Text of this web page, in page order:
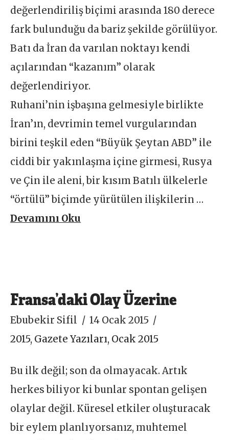
değerlendiriliş biçimi arasında 180 derece
fark bulunduğu da bariz şekilde görülüyor.
Batı da İran da varılan noktayı kendi
açılarından “kazanım” olarak
değerlendiriyor.
Ruhani’nin işbaşına gelmesiyle birlikte
İran’ın, devrimin temel vurgularından
birini teşkil eden “Büyük Şeytan ABD” ile
ciddi bir yakınlaşma içine girmesi, Rusya
ve Çin ile aleni, bir kısım Batılı ülkelerle
“örtülü” biçimde yürütülen ilişkilerin …
Devamını Oku
Fransa’daki Olay Üzerine
Ebubekir Sifil
14 Ocak 2015
2015, Gazete Yazıları, Ocak 2015
Bu ilk değil; son da olmayacak. Artık
herkes biliyor ki bunlar spontan gelişen
olaylar değil. Küresel etkiler oluşturacak
bir eylem planlıyorsanız, muhtemel